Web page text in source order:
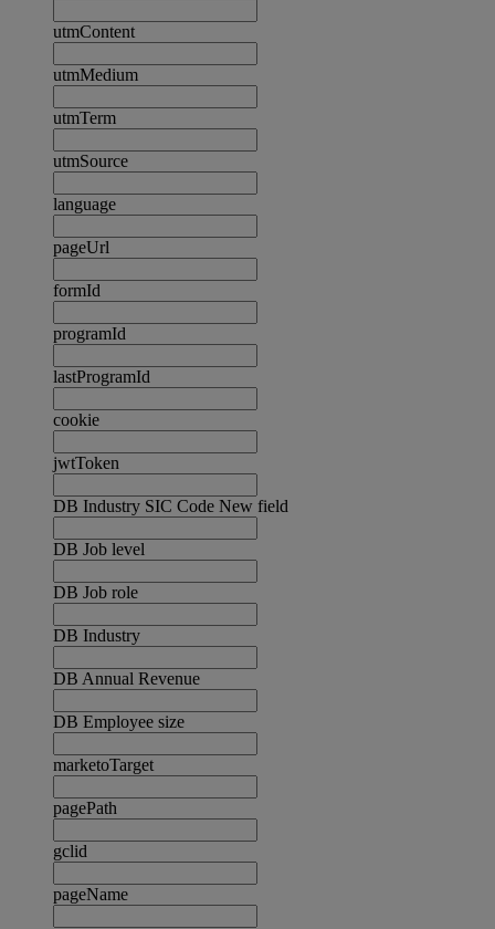
utmContent
utmMedium
utmTerm
utmSource
language
pageUrl
formId
programId
lastProgramId
cookie
jwtToken
DB Industry SIC Code New field
DB Job level
DB Job role
DB Industry
DB Annual Revenue
DB Employee size
marketoTarget
pagePath
gclid
pageName